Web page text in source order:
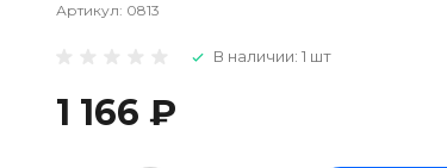
Артикул: 0813
В наличии: 1 шт
1 166 ₽